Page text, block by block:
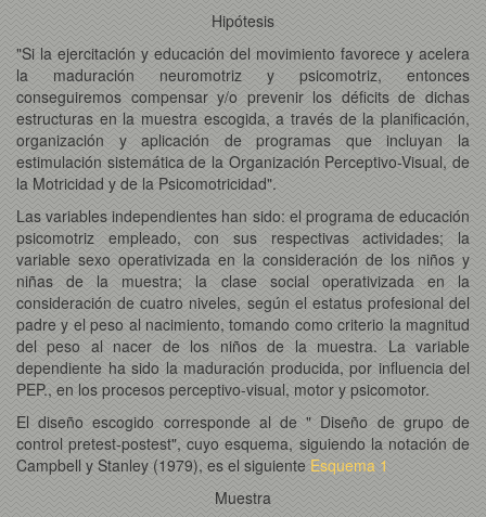
Hipótesis
"Si la ejercitación y educación del movimiento favorece y acelera
la maduración neuromotriz y psicomotriz, entonces
conseguiremos compensar y/o prevenir los déficits de dichas
estructuras en la muestra escogida, a través de la planificación,
organización y aplicación de programas que incluyan la
estimulación sistemática de la Organización Perceptivo-Visual, de
la Motricidad y de la Psicomotricidad".
Las variables independientes han sido: el programa de educación
psicomotriz empleado, con sus respectivas actividades; la
variable sexo operativizada en la consideración de los niños y
niñas de la muestra; la clase social
operativizada en la
consideración de cuatro niveles, según el estatus profesional del
padre y el peso al nacimiento, tomando como criterio la magnitud
del peso al nacer de los niños de la muestra. La variable
dependiente ha sido la maduración producida, por influencia del
PEP., en los procesos perceptivo-visual, motor y psicomotor.
El diseño escogido corresponde al de " Diseño de grupo de
control pretest-postest", cuyo esquema, siguiendo la notación de
Campbell y Stanley (1979), es el siguiente Esquema 1
Muestra